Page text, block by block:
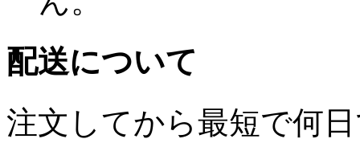
配送について
注文してから最短で何